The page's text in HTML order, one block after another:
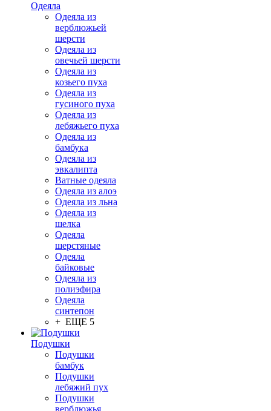
Одеяла
Одеяла из
верблюжьей
шерсти
Одеяла из
овечьей шерсти
Одеяла из
козьего пуха
Одеяла из
гусиного пуха
Одеяла из
лебяжьего пуха
Одеяла из
бамбука
Одеяла из
эвкалипта
Ватные одеяла
Одеяла из алоэ
Одеяла из льна
Одеяла из
шелка
Одеяла
шерстяные
Одеяла
байковые
Одеяла из
полиэфира
Одеяла
синтепон
+ ЕЩЕ 5
Подушки
Подушки
бамбук
Подушки
лебяжий пух
Подушки
верблюжья